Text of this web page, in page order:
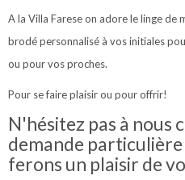
A la Villa Farese on adore le linge de
brodé personnalisé à vos initiales
ou pour vos proches.
Pour se faire plaisir ou pour offrir!
N'hésitez pas à
demande
ferons un plaisir de